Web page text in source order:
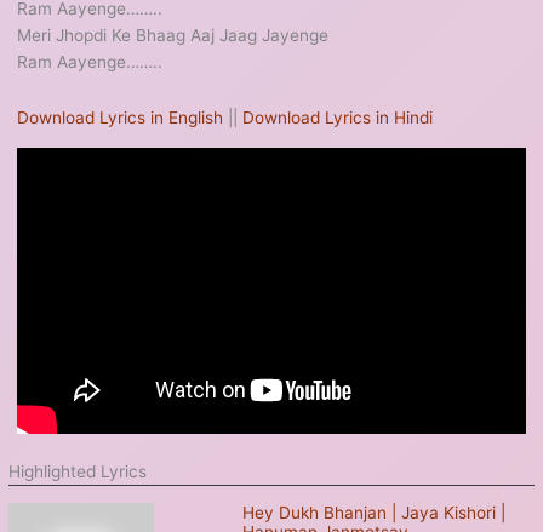
Ram Aayenge……..
Meri Jhopdi Ke Bhaag Aaj Jaag Jayenge
Ram Aayenge……..
Download Lyrics in English Download Lyrics in Hindi
Highlighted Lyrics
Hey Dukh Bhanjan | Jaya Kishori |